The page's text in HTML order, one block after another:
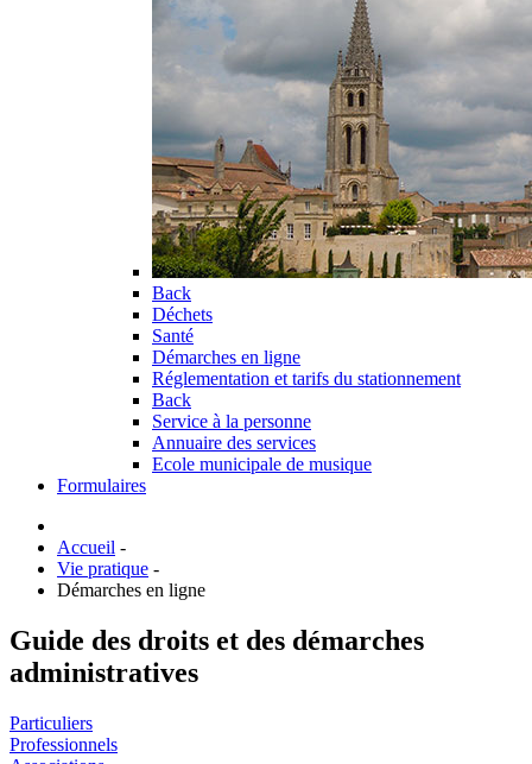
Back
Déchets
Santé
Démarches en ligne
Réglementation et tarifs du stationnement
Back
Service à la personne
Annuaire des services
Ecole municipale de musique
Formulaires
Accueil -
Vie pratique -
Démarches en ligne
Guide des droits et des démarches
administratives
Particuliers
Professionnels